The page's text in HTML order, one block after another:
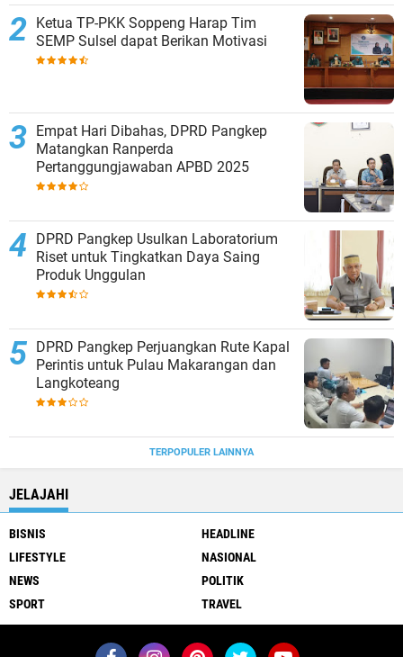
Ketua TP-PKK Soppeng Harap Tim
SEMP Sulsel dapat Berikan Motivasi
Empat Hari Dibahas, DPRD Pangkep
Matangkan Ranperda
Pertanggungjawaban APBD 2025
DPRD Pangkep Usulkan Laboratorium
Riset untuk Tingkatkan Daya Saing
Produk Unggulan
DPRD Pangkep Perjuangkan Rute Kapal
Perintis untuk Pulau Makarangan dan
Langkoteang
TERPOPULER LAINNYA
JELAJAHI
BISNIS
HEADLINE
LIFESTYLE
NASIONAL
NEWS
POLITIK
SPORT
TRAVEL